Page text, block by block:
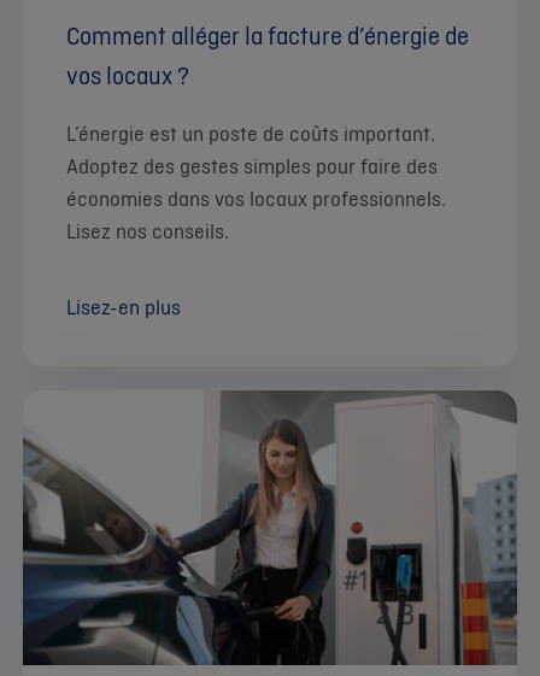
Comment alléger la facture d’énergie de
vos locaux ?
L’énergie est un poste de coûts important.
Adoptez des gestes simples pour faire des
économies dans vos locaux professionnels.
Lisez nos conseils.
Lisez-en plus